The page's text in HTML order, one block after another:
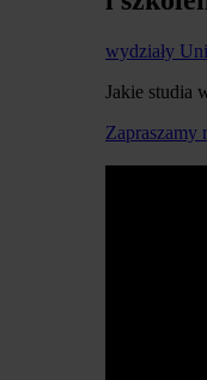
wydziały
Jakie studia
Zapraszamy